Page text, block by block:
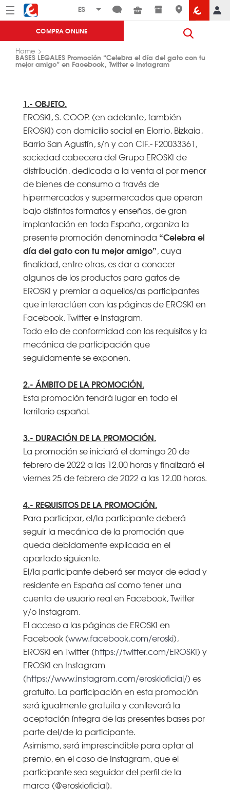
Menú Eroski
COMPRA ONLINE
Home
BASES LEGALES Promoción “Celebra el día del gato con tu
mejor amigo” en Facebook, Twitter e Instagram
1.- OBJETO.
EROSKI, S. COOP. (en adelante, también
EROSKI) con domicilio social en Elorrio, Bizkaia,
Barrio San Agustín, s/n y con CIF.- F20033361,
sociedad cabecera del Grupo EROSKI de
distribución, dedicada a la venta al por menor
de bienes de consumo a través de
hipermercados y supermercados que operan
bajo distintos formatos y enseñas, de gran
implantación en toda España, organiza la
presente promoción denominada “Celebra el
día del gato con tu mejor amigo”, cuya
finalidad, entre otras, es dar a conocer
algunos de los productos para gatos de
EROSKI y premiar a aquellos/as participantes
que interactúen con las páginas de EROSKI en
Facebook, Twitter e Instagram.
Todo ello de conformidad con los requisitos y la
mecánica de participación que
seguidamente se exponen.
2.- ÁMBITO DE LA PROMOCIÓN.
Esta promoción tendrá lugar en todo el
territorio español.
3.- DURACIÓN DE LA PROMOCIÓN.
La promoción se iniciará el domingo 20 de
febrero de 2022 a las 12.00 horas y finalizará el
viernes 25 de febrero de 2022 a las 12.00 horas.
4.- REQUISITOS DE LA PROMOCIÓN.
Para participar, el/la participante deberá
seguir la mecánica de la promoción que
queda debidamente explicada en el
apartado siguiente.
El/la participante deberá ser mayor de edad y
residente en España así como tener una
cuenta de usuario real en Facebook, Twitter
y/o Instagram.
El acceso a las páginas de EROSKI en
Facebook (www.facebook.com/eroski),
EROSKI en Twitter (https://twitter.com/EROSKI) y
EROSKI en Instagram
(https://www.instagram.com/eroskioficial/) es
gratuito. La participación en esta promoción
será igualmente gratuita y conllevará la
aceptación íntegra de las presentes bases por
parte del/de la participante.
Asimismo, será imprescindible para optar al
premio, en el caso de Instagram, que el
participante sea seguidor del perfil de la
marca (@eroskioficial).